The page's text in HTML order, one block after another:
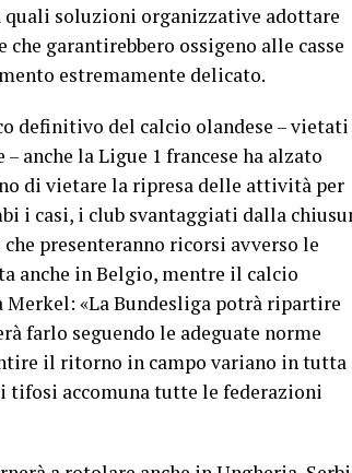
quali soluzioni organizzative adottare
garantirebbero ossigeno alle casse
estremamente delicato.
definitivo del calcio olandese – vietati
anche la Ligue 1 francese ha alzato
di vietare la ripresa delle attività per
i casi, i club svantaggiati dalla
presenteranno ricorsi avverso le
anche in Belgio, mentre il calcio
«La Bundesliga potrà ripartire
farlo seguendo le adeguate norme
il ritorno in campo variano in tutta
tifosi accomuna tutte le federazioni